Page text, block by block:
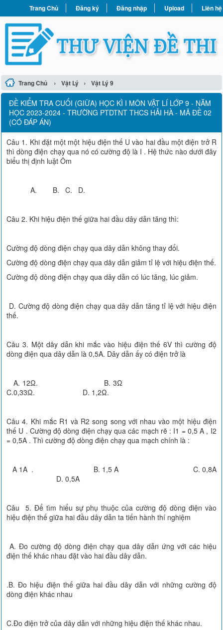
Trang Chủ Đăng ký Đăng nhập Upload Liên hệ
Trang Chủ › Vật Lý › Vật Lý 9
ĐỀ KIỂM TRA CUỐI (GIỮA) HỌC KÌ I MÔN VẬT LÍ LỚP 9 - NĂM
HỌC 2023-2024 - TRƯỜNG PTDTNT THCS HẢI HÀ - MÃ ĐỀ 02
(CÓ ĐÁP ÁN)
Câu 1. Khi đặt một một hiệu điện thế U vào hai đầu một điện trở R
thì dòng điện chạy qua nó có cường độ là I . Hệ thức nào d­ưới đây
biểu thị định luật Ôm
A. B. C. D.
Câu 2. Khi hiệu điện thế giữa hai đầu dây dẫn tăng thì:
Cường độ dòng điện chạy qua dây dẫn không thay đổi.
Cường độ dòng điện chạy qua dây dẫn giảm tỉ lệ với hiệu điện thế.
Cường độ dòng điện chạy qua dây dẫn có lúc tăng, lúc giảm.
D. Cường độ dòng điện chạy qua dây dẫn tăng tỉ lệ với hiệu điện
thế.
Câu 3. Một dây dẫn khi mắc vào hiệu điện thế 6V thì cường độ
dòng điện qua dây dẫn là 0,5A. Dây dẫn ấy có điện trở là
A. 12Ω. B. 3Ω
C.0,33Ω. D. 1,2Ω.
Câu 4. Khi mắc R1 và R2 song song với nhau vào một hiệu điện
thế U . Cường độ dòng điện chạy qua các mạch rẽ : I1 = 0,5 A , I2
= 0,5A . Thì cường độ dòng điện chạy qua mạch chính là :
A 1A . B. 1,5 A C. 0,8A
D. 0,5A
Câu 5. Để tìm hiểu sự phụ thuộc của cường độ dòng điện vào
hiệu điện thế giữa hai đầu dây dẫn ta tiến hành thí nghiệm
A. Đo cường độ dòng điện chạy qua dây dẫn ứng với các hiệu
điện thế khác nhau đặt vào hai đầu dây dẫn.
.B. Đo hiệu điện thế giữa hai đầu dây dẫn với những cường độ
dòng điện khác nhau
C.Đo điện trở của dây dẫn với những hiệu điện thế khác nhau.